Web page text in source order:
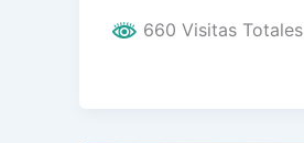
660 Visitas Totales